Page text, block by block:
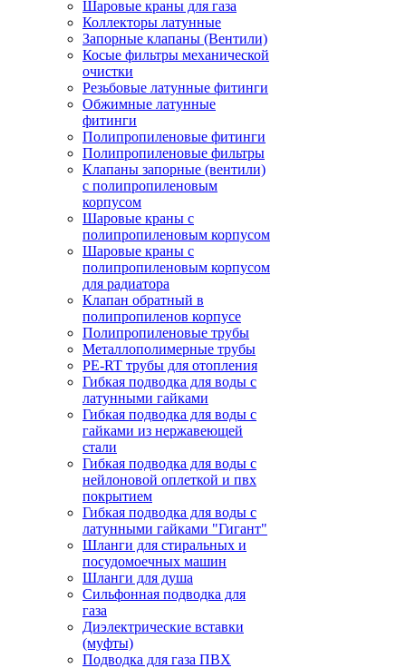
Шаровые краны для газа
Коллекторы латунные
Запорные клапаны (Вентили)
Косые фильтры механической
очистки
Резьбовые латунные фитинги
Обжимные латунные
фитинги
Полипропиленовые фитинги
Полипропиленовые фильтры
Клапаны запорные (вентили)
с полипропиленовым
корпусом
Шаровые краны с
полипропиленовым корпусом
Шаровые краны с
полипропиленовым корпусом
для радиатора
Клапан обратный в
полипропиленов корпусе
Полипропиленовые трубы
Металлополимерные трубы
PE-RT трубы для отопления
Гибкая подводка для воды с
латунными гайками
Гибкая подводка для воды с
гайками из нержавеющей
стали
Гибкая подводка для воды с
нейлоновой оплеткой и пвх
покрытием
Гибкая подводка для воды с
латунными гайками "Гигант"
Шланги для стиральных и
посудомоечных машин
Шланги для душа
Сильфонная подводка для
газа
Диэлектрические вставки
(муфты)
Подводка для газа ПВХ